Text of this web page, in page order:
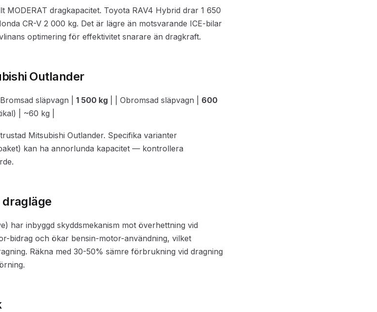
dragkapacitet. Toyota RAV4 Hybrid drar 1 650
CR-V 2 000 kg. Det är lägre än motsvarande ICE-bilar
optimering för effektivitet snarare än dragkraft.
Outlander
släpvagn | 1 500 kg | | Obromsad släpvagn | 600
| ~60 kg |
Mitsubishi Outlander. Specifika varianter
kan ha annorlunda kapacitet — kontrollera
har inbyggd skyddsmekanism mot överhettning vid
bidrag och ökar bensin-motor-användning, vilket
Räkna med 30-50% sämre förbrukning vid dragning